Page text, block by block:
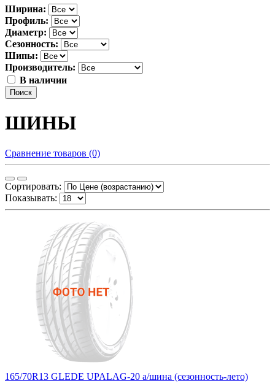
Ширина:
Профиль:
Диаметр:
Сезонность:
Шипы:
Производитель:
В наличии
Поиск
ШИНЫ
Сравнение товаров (0)
Сортировать:
Показывать:
165/70R13 GLEDE UPALAG-20 а/шина (сезонность-лето)